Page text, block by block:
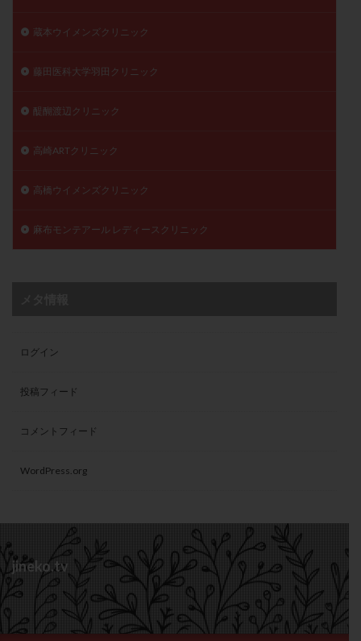
蔵本ウイメンズクリニック
藤田医科大学羽田クリニック
醍醐渡辺クリニック
高崎ARTクリニック
高橋ウイメンズクリニック
麻布モンテアール レディースクリニック
ログイン
投稿フィード
コメントフィード
WordPress.org
jineko.tv